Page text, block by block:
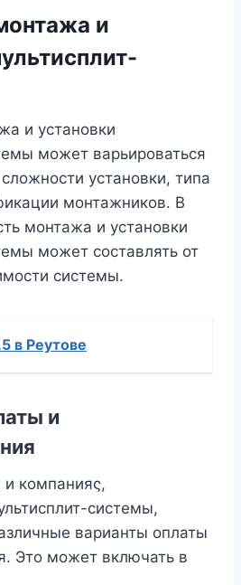
и
и установки
может варьироваться
установки, типа
монтажников. В
монтажа и установки
может составлять от
системы.
в Реутове
и
компанияς,
системы,
варианты оплаты
Это может включать в